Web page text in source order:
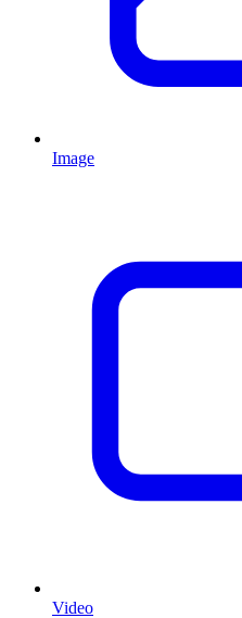
Image
Video